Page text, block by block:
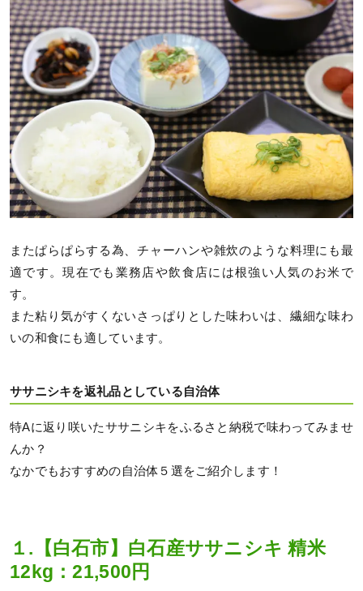
またぱらぱらする為、チャーハンや雑炊のような料理にも最
適です。現在でも業務店や飲食店には根強い人気のお米で
す。
また粘り気がすくないさっぱりとした味わいは、繊細な味わ
いの和食にも適しています。
ササニシキを返礼品としている自治体
特Aに返り咲いたササニシキをふるさと納税で味わってみませ
んか？
なかでもおすすめの自治体５選をご紹介します！
１.【白石市】白石産ササニシキ 精米
12kg：21,500円